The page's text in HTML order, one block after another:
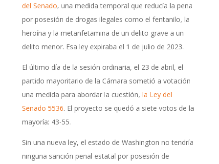
del Senado, una medida temporal que reducía la pena
por posesión de drogas ilegales como el fentanilo, la
heroína y la metanfetamina de un delito grave a un
delito menor. Esa ley expiraba el 1 de julio de 2023.
El último día de la sesión ordinaria, el 23 de abril, el
partido mayoritario de la Cámara sometió a votación
una medida para abordar la cuestión, la Ley del
Senado 5536. El proyecto se quedó a siete votos de la
mayoría: 43-55.
Sin una nueva ley, el estado de Washington no tendría
ninguna sanción penal estatal por posesión de